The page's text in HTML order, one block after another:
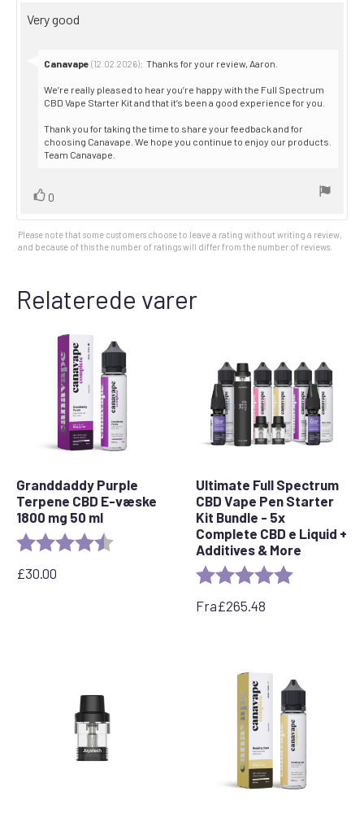
Review
Very good
Reply
Canavape (12.02.2026): Thanks for your review, Aaron.
We’re really pleased to hear you’re happy with the Full Spectrum
CBD Vape Starter Kit and that it’s been a good experience for you.
Thank you for taking the time to share your feedback and for
choosing Canavape. We hope you continue to enjoy our products.
Team Canavape.
Vote
0
Please note that some customers choose to leave a rating without writing a review,
and because of this the number of ratings will differ from the number of reviews.
Relaterede varer
Granddaddy Purple
Terpene CBD E-væske
1800 mg 50 ml
Rating: 4.8 out of 5 stars
£30.00
Ultimate Full Spectrum
CBD Vape Pen Starter
Kit Bundle - 5x
Complete CBD e Liquid +
Additives & More
Rating: 5.0 out of 5
Fra£265.48